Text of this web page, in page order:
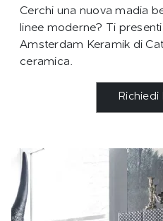
Cerchi una nuova madia
linee moderne? Ti
Amsterdam Keramik di
ceramica.
Richiedi